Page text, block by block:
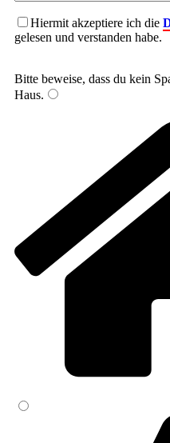
Hiermit akzeptiere ich die
gelesen und verstanden habe.
Bitte beweise, dass du kein
Haus.